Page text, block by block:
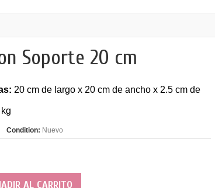
Soporte 20 cm
20 cm de largo x 20 cm de ancho x 2.5 cm de
Condition: Nuevo
AL CARRITO